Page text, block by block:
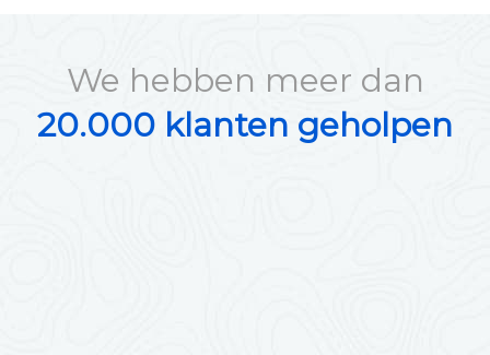
We hebben meer dan
20.000 klanten geholpen